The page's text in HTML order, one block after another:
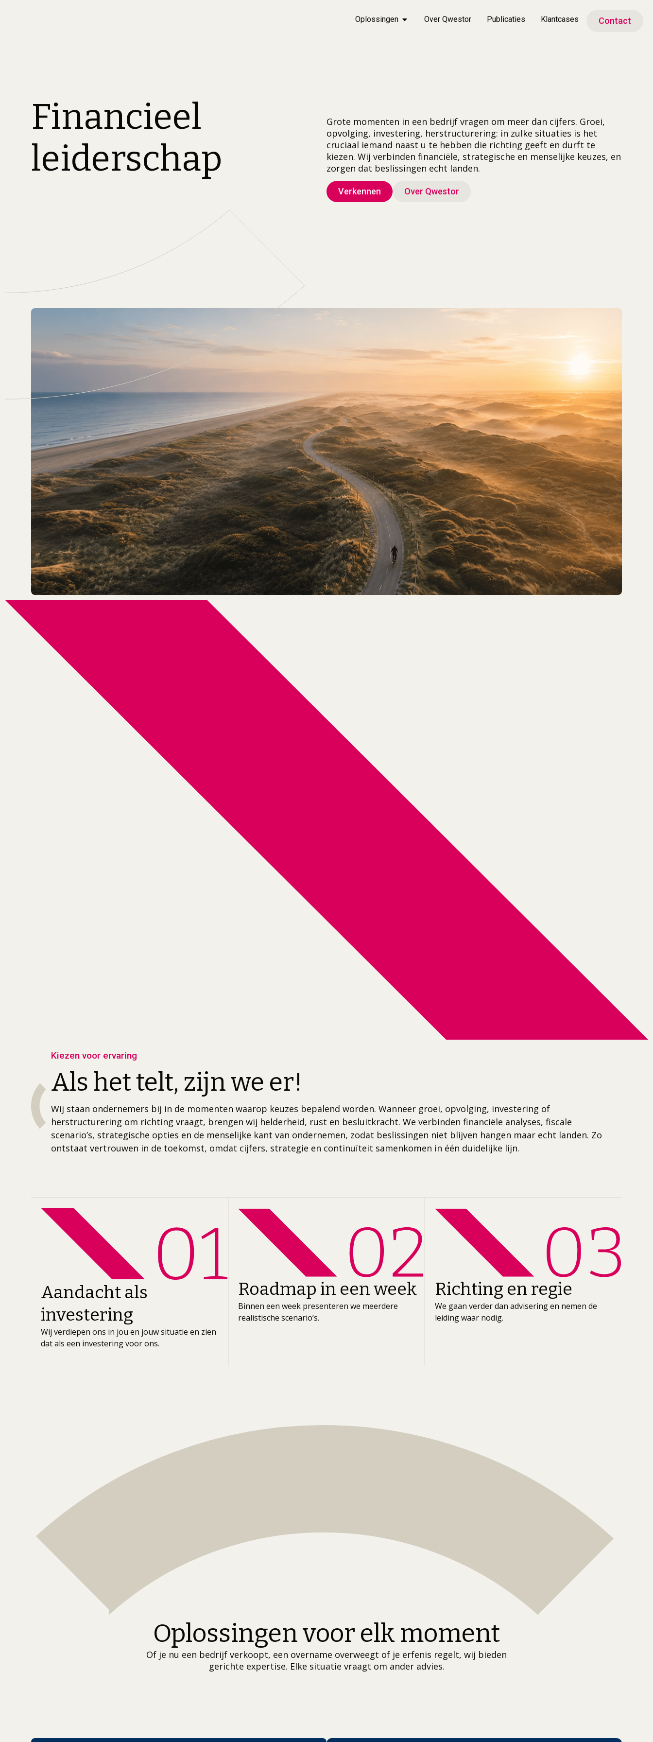
Contact
Oplossingen Over Qwestor Publicaties Klantcases
Financieel
leiderschap
Grote momenten in een bedrijf vragen om meer dan cijfers. Groei,
opvolging, investering, herstructurering: in zulke situaties is het
cruciaal iemand naast u te hebben die richting geeft en durft te
kiezen. Wij verbinden financiële, strategische en menselijke keuzes, en
zorgen dat beslissingen echt landen.
Verkennen Over Qwestor
Kiezen voor ervaring
Als het telt, zijn we er!
Wij staan ondernemers bij in de momenten waarop keuzes bepalend worden. Wanneer groei, opvolging, investering of
herstructurering om richting vraagt, brengen wij helderheid, rust en besluitkracht. We verbinden financiële analyses, fiscale
scenario’s, strategische opties en de menselijke kant van ondernemen, zodat beslissingen niet blijven hangen maar echt landen. Zo
ontstaat vertrouwen in de toekomst, omdat cijfers, strategie en continuïteit samenkomen in één duidelijke lijn.
Aandacht als
investering
Wij verdiepen ons in jou en jouw situatie en zien
dat als een investering voor ons.
Roadmap in een week
Binnen een week presenteren we meerdere
realistische scenario’s.
Richting en regie
We gaan verder dan advisering en nemen de
leiding waar nodig.
Oplossingen voor elk moment
Of je nu een bedrijf verkoopt, een overname overweegt of je erfenis regelt, wij bieden
gerichte expertise. Elke situatie vraagt om ander advies.